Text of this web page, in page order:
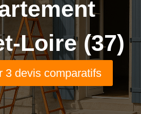
Loire (37)
3 devis comparatifs